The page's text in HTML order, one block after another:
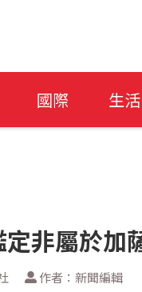
國際 生活
非屬於加
作者：新聞編輯